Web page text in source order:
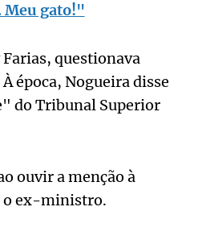
Meu gato!"
questionava
época, Nogueira disse
do Tribunal Superior
ouvir a menção à
o ex-ministro.